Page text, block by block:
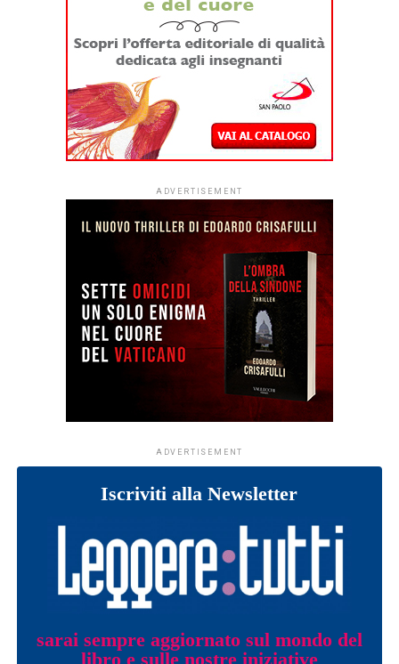
ADVERTISEMENT
ADVERTISEMENT
Iscriviti alla Newsletter
sarai sempre aggiornato sul mondo del
libro e sulle nostre iniziative